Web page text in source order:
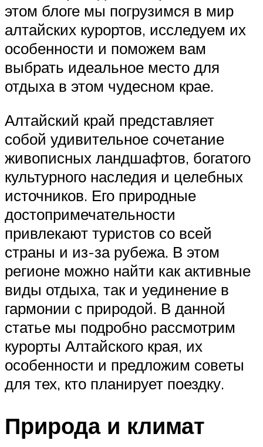
этом блоге мы погрузимся в мир
алтайских курортов, исследуем их
особенности и поможем вам
выбрать идеальное место для
отдыха в этом чудесном крае.
Алтайский край представляет
собой удивительное сочетание
живописных ландшафтов, богатого
культурного наследия и целебных
источников. Его природные
достопримечательности
привлекают туристов со всей
страны и из-за рубежа. В этом
регионе можно найти как активные
виды отдыха, так и уединение в
гармонии с природой. В данной
статье мы подробно рассмотрим
курорты Алтайского края, их
особенности и предложим советы
для тех, кто планирует поездку.
Природа и климат